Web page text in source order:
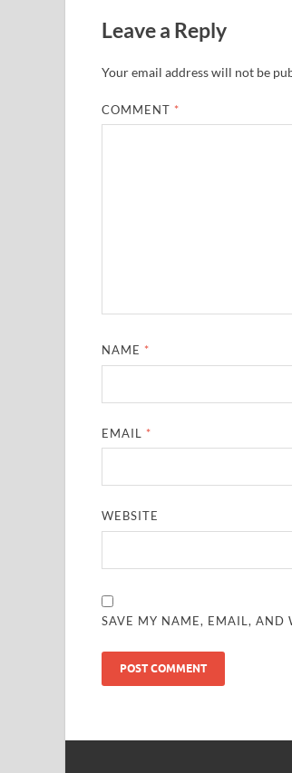
Leave a Reply
Your email address will not be
COMMENT *
NAME *
EMAIL *
WEBSITE
SAVE MY NAME, EMAIL, AND